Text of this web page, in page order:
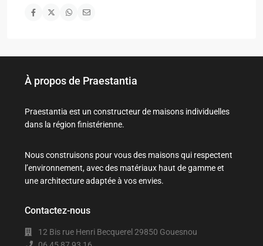
À propos de Praestantia
Praestantia est un constructeur de maisons individuelles
dans la région finistérienne.
Nous construisons pour vous des maisons qui respectent
l’environnement, avec des matériaux haut de gamme et
une architecture adaptée à vos envies.
Contactez-nous
12 Bis rue Henri Becquerel 29850 Gouesnou